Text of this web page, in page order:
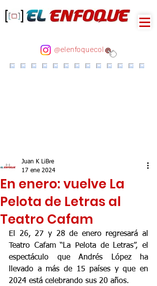
@elenfoquecol
En enero: vuelve La
Pelota de Letras al
Teatro Cafam
Juan K LiBre
17 ene 2024
El 26, 27 y 28 de enero regresará al
Teatro Cafam “La Pelota de Letras”, el
espectáculo que Andrés López ha
llevado a más de 15 países y que en
2024 está celebrando sus 20 años.